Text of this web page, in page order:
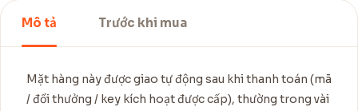
Mô tả Trước khi mua
Mặt hàng này được giao tự động sau khi thanh toán (mã
/ đổi thưởng / key kích hoạt được cấp), thường trong vài